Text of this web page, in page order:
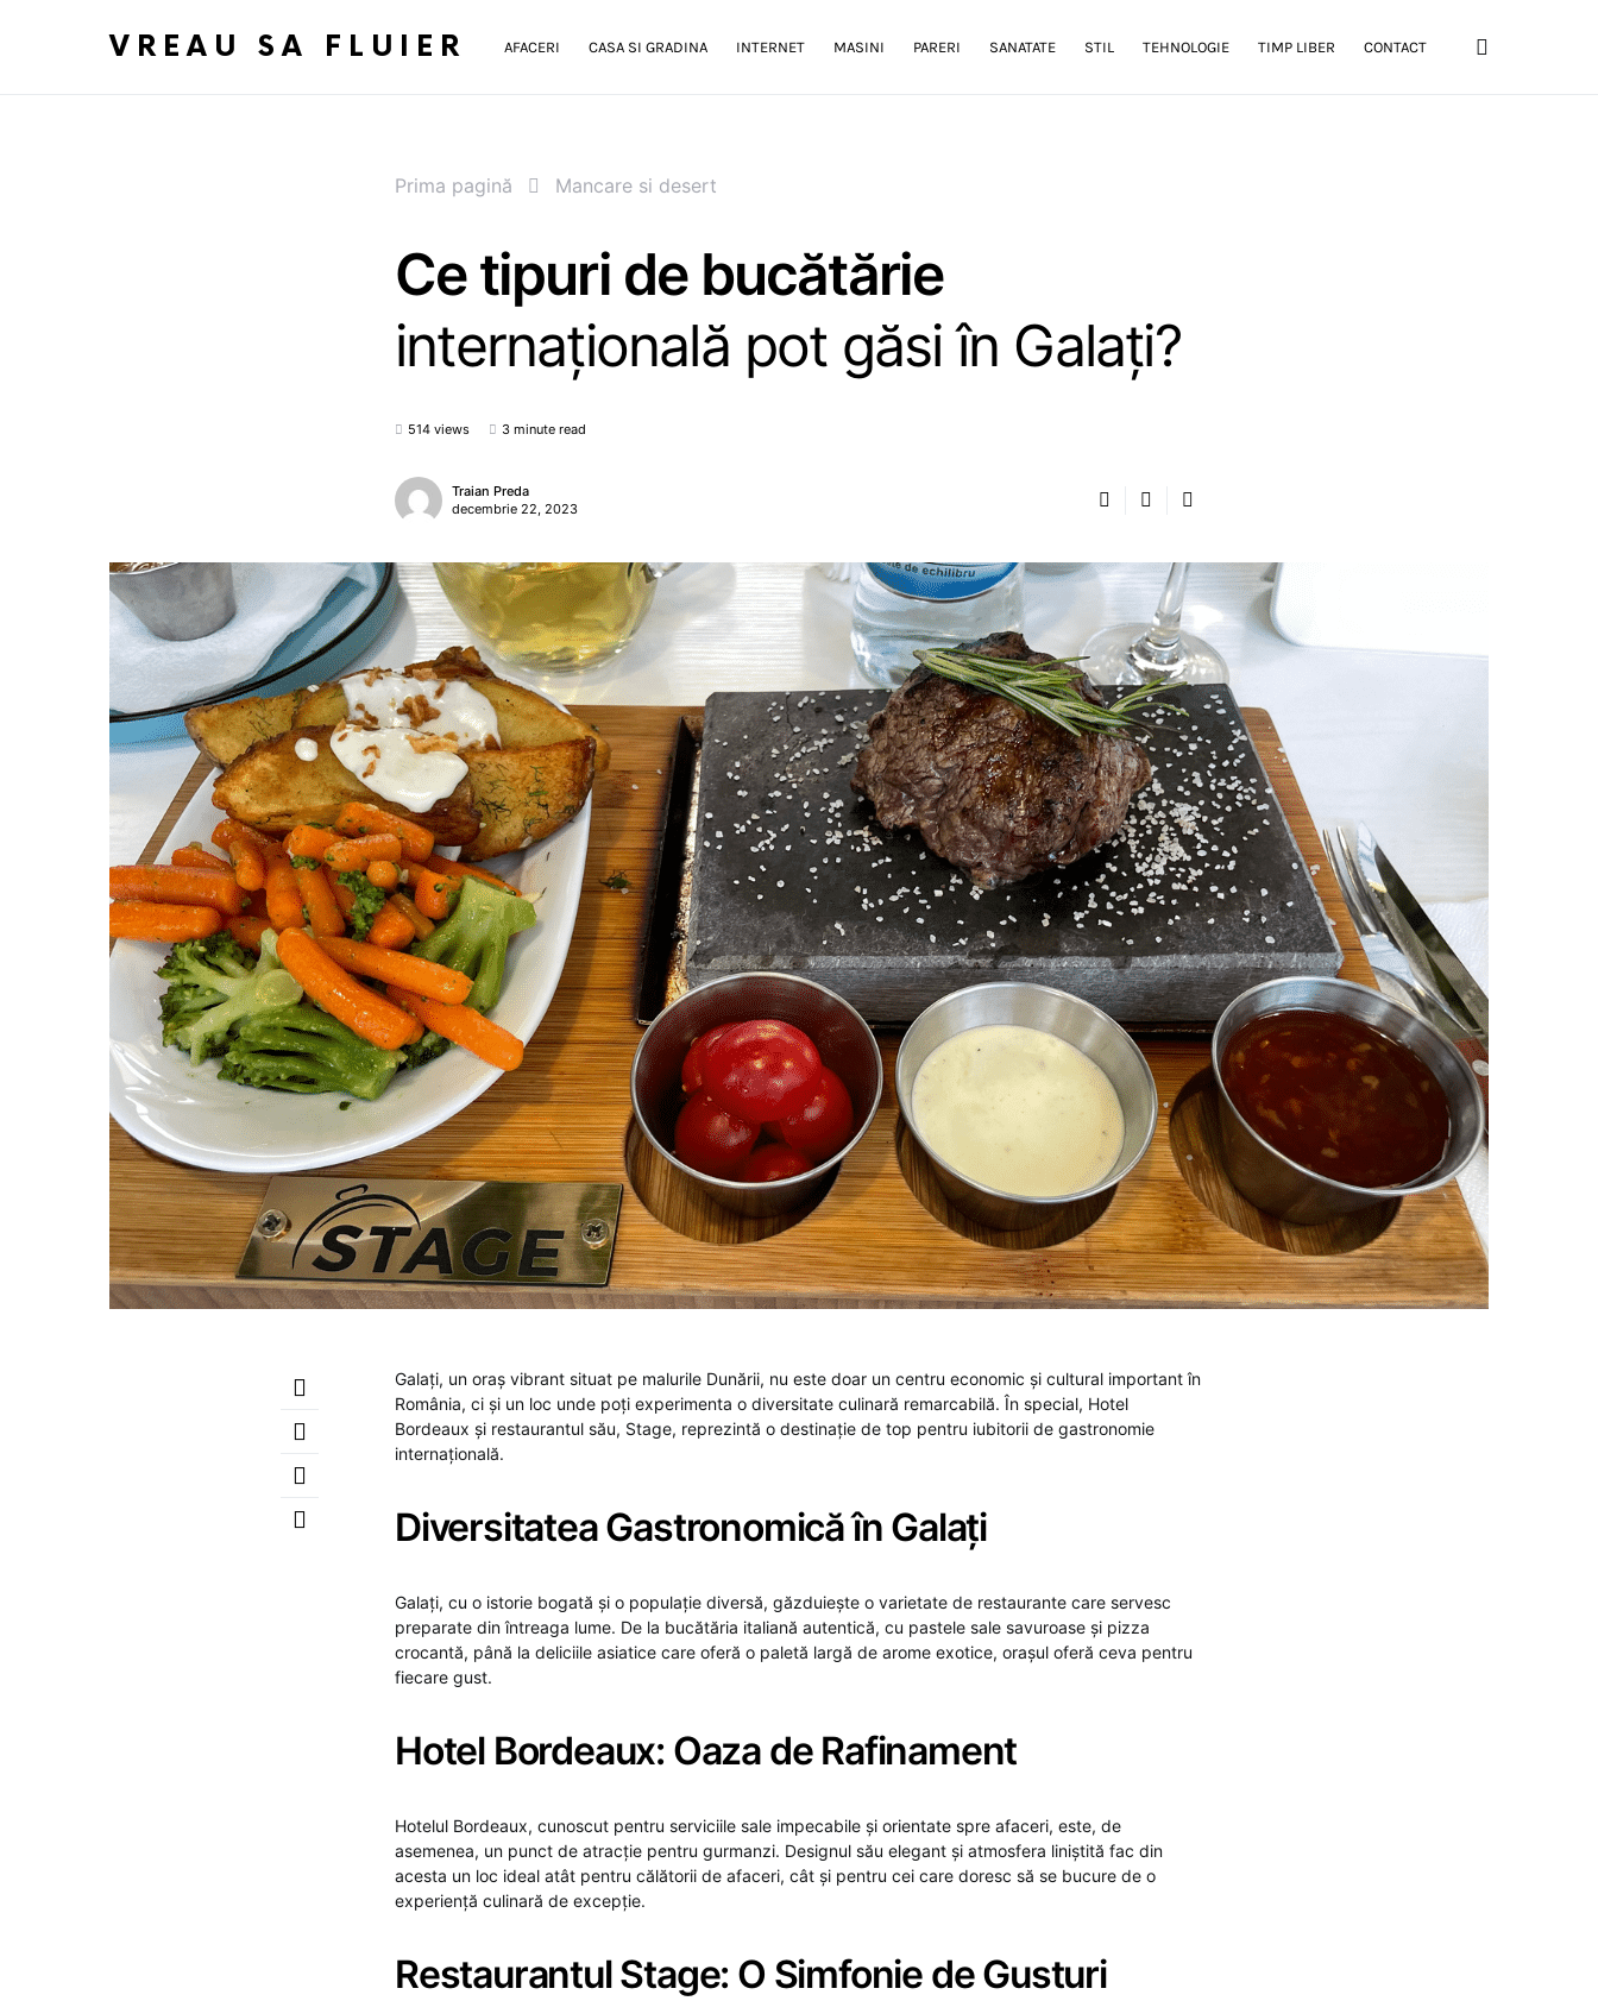
VREAU SA FLUIER AFACERI CASA SI GRADINA INTERNET MASINI PARERI SANATATE STIL TEHNOLOGIE TIMP LIBER CONTACT
Prima pagină Mancare si desert
Ce tipuri de bucătărie
internațională pot găsi în Galaţi?
514 views 3 minute read
Traian Preda
decembrie 22, 2023
Galați, un oraș vibrant situat pe malurile Dunării, nu este doar un centru economic și cultural important în
România, ci și un loc unde poți experimenta o diversitate culinară remarcabilă. În special, Hotel
Bordeaux și restaurantul său, Stage, reprezintă o destinație de top pentru iubitorii de gastronomie
internațională.
Diversitatea Gastronomică în Galați
Galați, cu o istorie bogată și o populație diversă, găzduiește o varietate de restaurante care servesc
preparate din întreaga lume. De la bucătăria italiană autentică, cu pastele sale savuroase și pizza
crocantă, până la deliciile asiatice care oferă o paletă largă de arome exotice, orașul oferă ceva pentru
fiecare gust.
Hotel Bordeaux: Oaza de Rafinament
Hotelul Bordeaux, cunoscut pentru serviciile sale impecabile și orientate spre afaceri, este, de
asemenea, un punct de atracție pentru gurmanzi. Designul său elegant și atmosfera liniștită fac din
acesta un loc ideal atât pentru călătorii de afaceri, cât și pentru cei care doresc să se bucure de o
experiență culinară de excepție.
Restaurantul Stage: O Simfonie de Gusturi